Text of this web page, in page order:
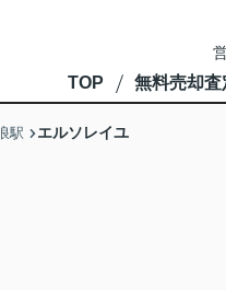
TOP 無料売却査
駅 エルソレイユ